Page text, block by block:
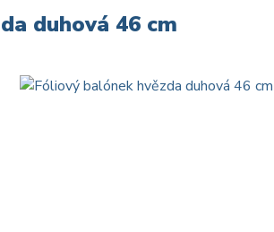
duhová 46 cm